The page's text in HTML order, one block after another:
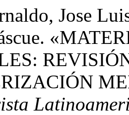
Jose